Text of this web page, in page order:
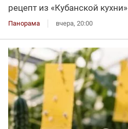
рецепт из «Кубанской кухни»
Панорама вчера, 20:00